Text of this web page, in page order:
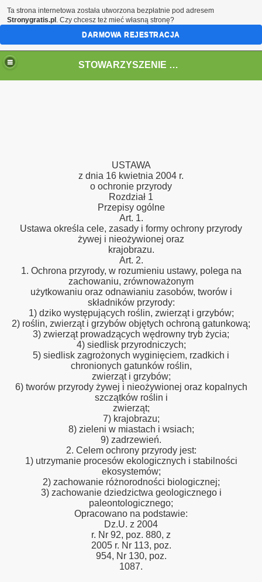
STOWARZYSZENIE EKOLOGICZNO- KULTURALNE "PAKLA"
USTAWA
z dnia 16 kwietnia 2004 r.
o ochronie przyrody
Rozdział 1
Przepisy ogólne
Art. 1.
Ustawa określa cele, zasady i formy ochrony przyrody
żywej i nieożywionej oraz
krajobrazu.
Art. 2.
1. Ochrona przyrody, w rozumieniu ustawy, polega na
zachowaniu, zrównoważonym
użytkowaniu oraz odnawianiu zasobów, tworów i
składników przyrody:
1) dziko występujących roślin, zwierząt i grzybów;
2) roślin, zwierząt i grzybów objętych ochroną gatunkową;
3) zwierząt prowadzących wędrowny tryb życia;
4) siedlisk przyrodniczych;
5) siedlisk zagrożonych wyginięciem, rzadkich i
chronionych gatunków roślin,
zwierząt i grzybów;
6) tworów przyrody żywej i nieożywionej oraz kopalnych
szczątków roślin i
zwierząt;
7) krajobrazu;
8) zieleni w miastach i wsiach;
9) zadrzewień.
2. Celem ochrony przyrody jest:
1) utrzymanie procesów ekologicznych i stabilności
ekosystemów;
2) zachowanie różnorodności biologicznej;
3) zachowanie dziedzictwa geologicznego i
paleontologicznego;
Opracowano na podstawie:
Dz.U. z 2004
r. Nr 92, poz. 880, z
2005 r. Nr 113, poz.
954, Nr 130, poz.
1087.
agresywne
wykorzystywanych w akcjach ratowniczych
Ta strona internetowa została utworzona bezpłatnie pod adresem
Stronygratis.pl . Czy chcesz też mieć własną stronę?
DARMOWA REJESTRACJA